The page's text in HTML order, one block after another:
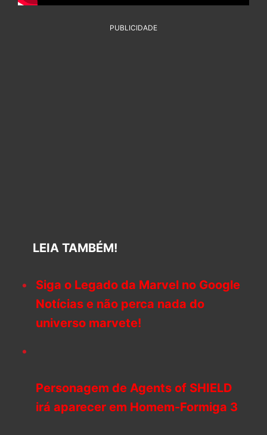
PUBLICIDADE
LEIA TAMBÉM!
Siga o Legado da Marvel no Google
Notícias e não perca nada do
universo marvete!
Personagem de Agents of SHIELD
irá aparecer em Homem-Formiga 3